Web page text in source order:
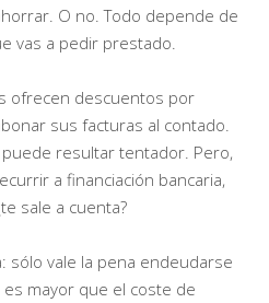
O no. Todo depende de
vas a pedir prestado.
ofrecen descuentos por
sus facturas al contado.
resultar tentador. Pero,
a financiación bancaria,
sale a cuenta?
sólo vale la pena endeudarse
mayor que el coste de